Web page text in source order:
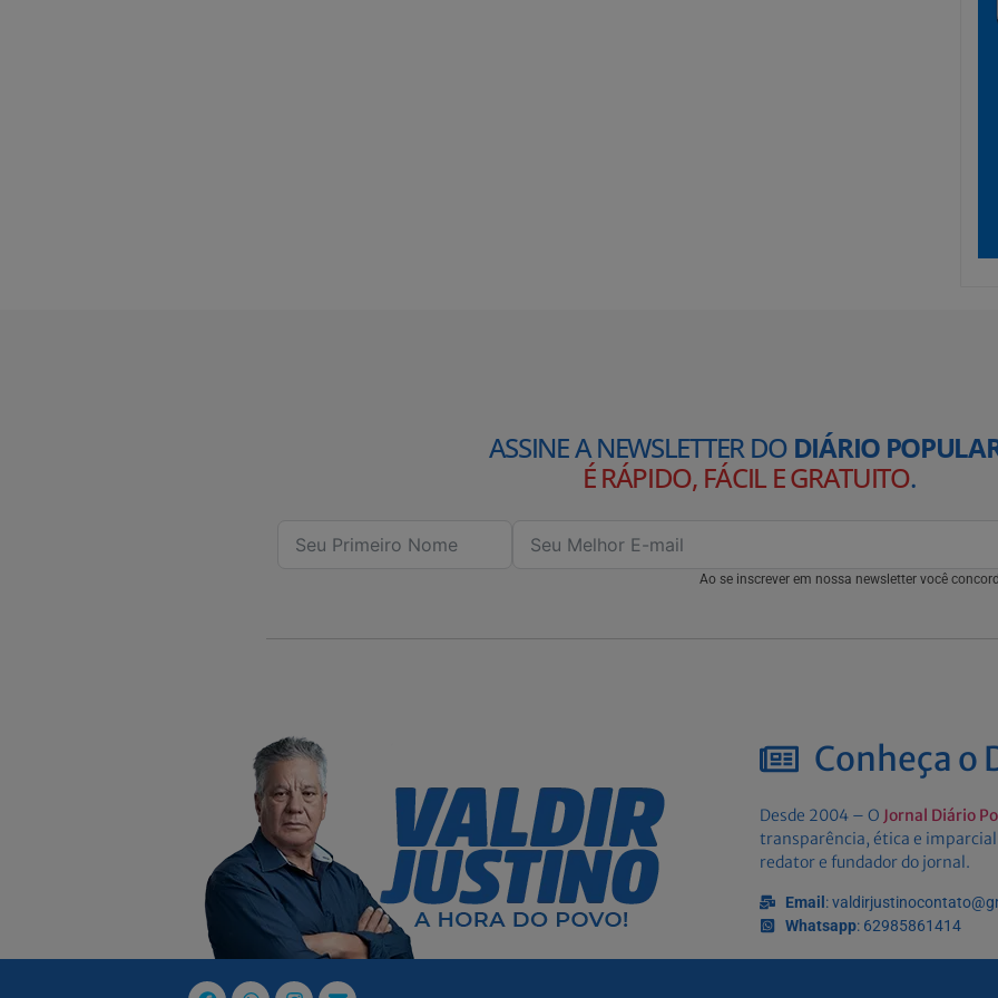
ASSINE A NEWSLETTER DO DIÁRIO
É RÁPIDO, FÁCIL E GRATUITO.
Ao se inscrever em nossa newsletter você
Conheça o
Desde 2004 – O Jornal Diário
transparência, ética e
redator e fundador do jornal.
Email:
Whatsapp: 62985861414